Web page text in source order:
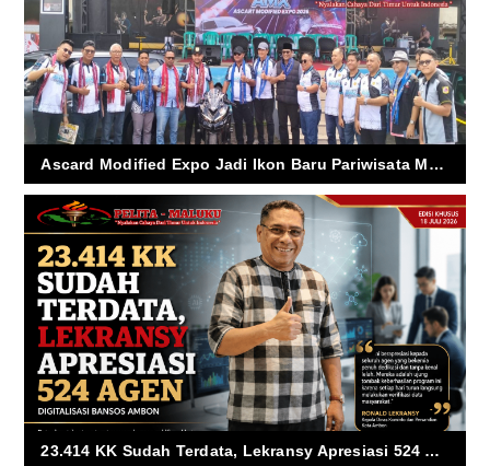
Ascard Modified Expo Jadi Ikon Baru Pariwisata Maluku
23.414 KK Sudah Terdata, Lekransy Apresiasi 524 Agen Digitalisasi Bansos Ambon